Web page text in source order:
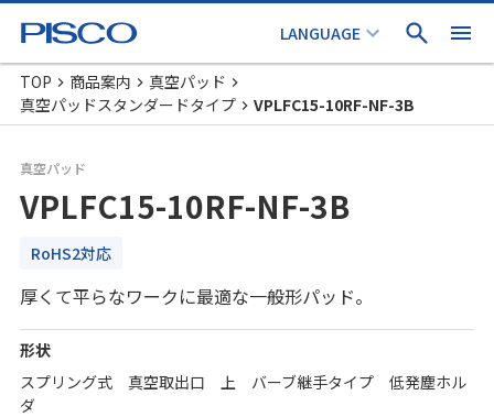
TOP 商品案内
真空パッド
真空パッドスタンダードタイプ
VPLFC15-10RF-NF-3B
真空パッド
VPLFC15-10RF-NF-3B
RoHS2対応
厚くて平らなワークに最適な一般形パッド。
形状
スプリング式 真空取出口 上 バーブ継手タイプ 低発塵ホル
ダ